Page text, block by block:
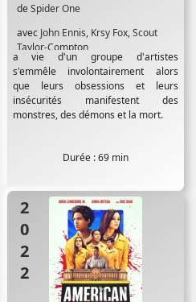
deSpider One
avec John Ennis, Krsy Fox,Scout
Taylor-Compton
a vie d'un groupe d'artistes
s'emmêle involontairement alors
que leurs obsessions et leurs
insécurités manifestent des
monstres, des démons et la mort.
Durée : 69 min
2022